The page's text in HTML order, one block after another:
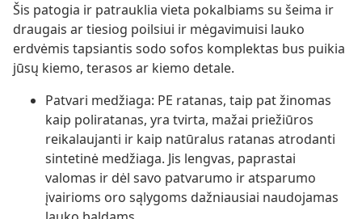
Šis patogia ir patrauklia vieta pokalbiams su šeima ir
draugais ar tiesiog poilsiui ir mėgavimuisi lauko
erdvėmis tapsiantis sodo sofos komplektas bus puikia
jūsų kiemo, terasos ar kiemo detale.
Patvari medžiaga: PE ratanas, taip pat žinomas
kaip poliratanas, yra tvirta, mažai priežiūros
reikalaujanti ir kaip natūralus ratanas atrodanti
sintetinė medžiaga. Jis lengvas, paprastai
valomas ir dėl savo patvarumo ir atsparumo
įvairioms oro sąlygoms dažniausiai naudojamas